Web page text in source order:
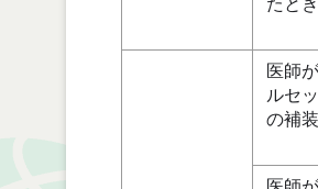
たとき
医師
ルセ
の補